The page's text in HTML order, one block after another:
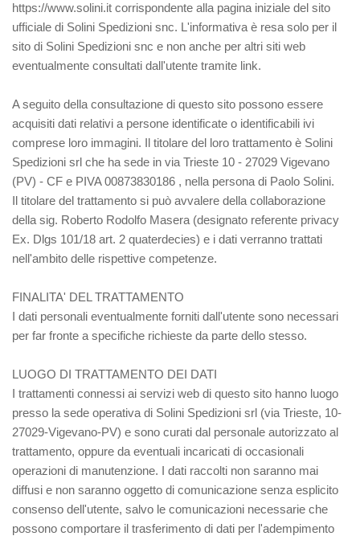
https://www.solini.it corrispondente alla pagina iniziale del sito
ufficiale di Solini Spedizioni snc. L'informativa è resa solo per il
sito di Solini Spedizioni snc e non anche per altri siti web
eventualmente consultati dall'utente tramite link.
A seguito della consultazione di questo sito possono essere
acquisiti dati relativi a persone identificate o identificabili ivi
comprese loro immagini. Il titolare del loro trattamento è Solini
Spedizioni srl che ha sede in via Trieste 10 - 27029 Vigevano
(PV) - CF e PIVA 00873830186 , nella persona di Paolo Solini.
Il titolare del trattamento si può avvalere della collaborazione
della sig. Roberto Rodolfo Masera (designato referente privacy
Ex. Dlgs 101/18 art. 2 quaterdecies) e i dati verranno trattati
nell'ambito delle rispettive competenze.
FINALITA' DEL TRATTAMENTO
I dati personali eventualmente forniti dall'utente sono necessari
per far fronte a specifiche richieste da parte dello stesso.
LUOGO DI TRATTAMENTO DEI DATI
I trattamenti connessi ai servizi web di questo sito hanno luogo
presso la sede operativa di Solini Spedizioni srl (via Trieste, 10-
27029-Vigevano-PV) e sono curati dal personale autorizzato al
trattamento, oppure da eventuali incaricati di occasionali
operazioni di manutenzione. I dati raccolti non saranno mai
diffusi e non saranno oggetto di comunicazione senza esplicito
consenso dell'utente, salvo le comunicazioni necessarie che
possono comportare il trasferimento di dati per l'adempimento